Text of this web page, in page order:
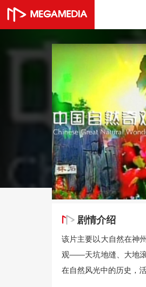
剧情介绍
该片主要以大自然在神
观——天坑地缝、大地
在自然风光中的历史，